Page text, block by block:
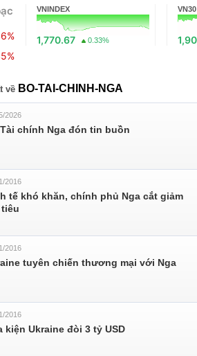
VNINDEX
1,770.67 0.33%
VN30
về BO-TAI-CHINH-NGA
2026
chính Nga đón tin buồn
2016
tế khó khăn, chính phủ Nga cắt giảm
2016
tuyên chiến thương mại với Nga
2016
kiện Ukraine đòi 3 tỷ USD